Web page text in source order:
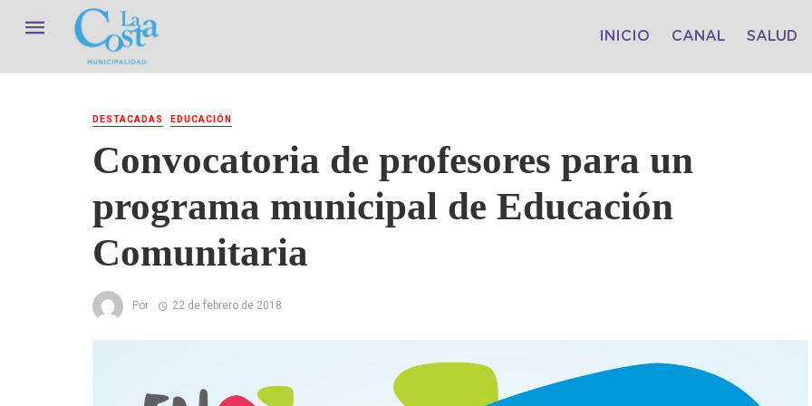
INICIO CANAL SALUD
DESTACADAS EDUCACIÓN
Convocatoria de profesores para un
programa municipal de Educación
Comunitaria
Por 22 de febrero de 2018